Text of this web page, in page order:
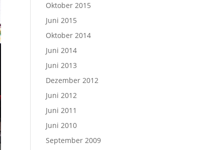
Oktober 2015
Juni 2015
Oktober 2014
Juni 2014
Juni 2013
Dezember 2012
Juni 2012
Juni 2011
Juni 2010
September 2009